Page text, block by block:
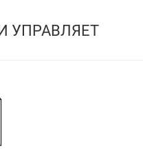
УПРАВЛЯЕТ